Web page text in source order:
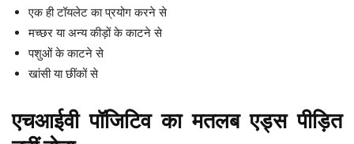
एक ही टॉयलेट का प्रयोग करने से
मच्छर या अन्य कीड़ों के काटने से
पशुओं के काटने से
खांसी या छींकों से
एचआईवी पॉजिटिव का मतलब एड्स पीड़ित